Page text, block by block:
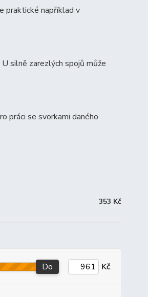
praktické například v
silně zarezlých spojů může
práci se svorkami daného
353 Kč
Do Kč